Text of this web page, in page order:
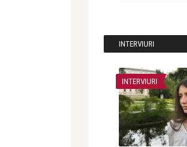
INTERVIURI
INTERVIURI